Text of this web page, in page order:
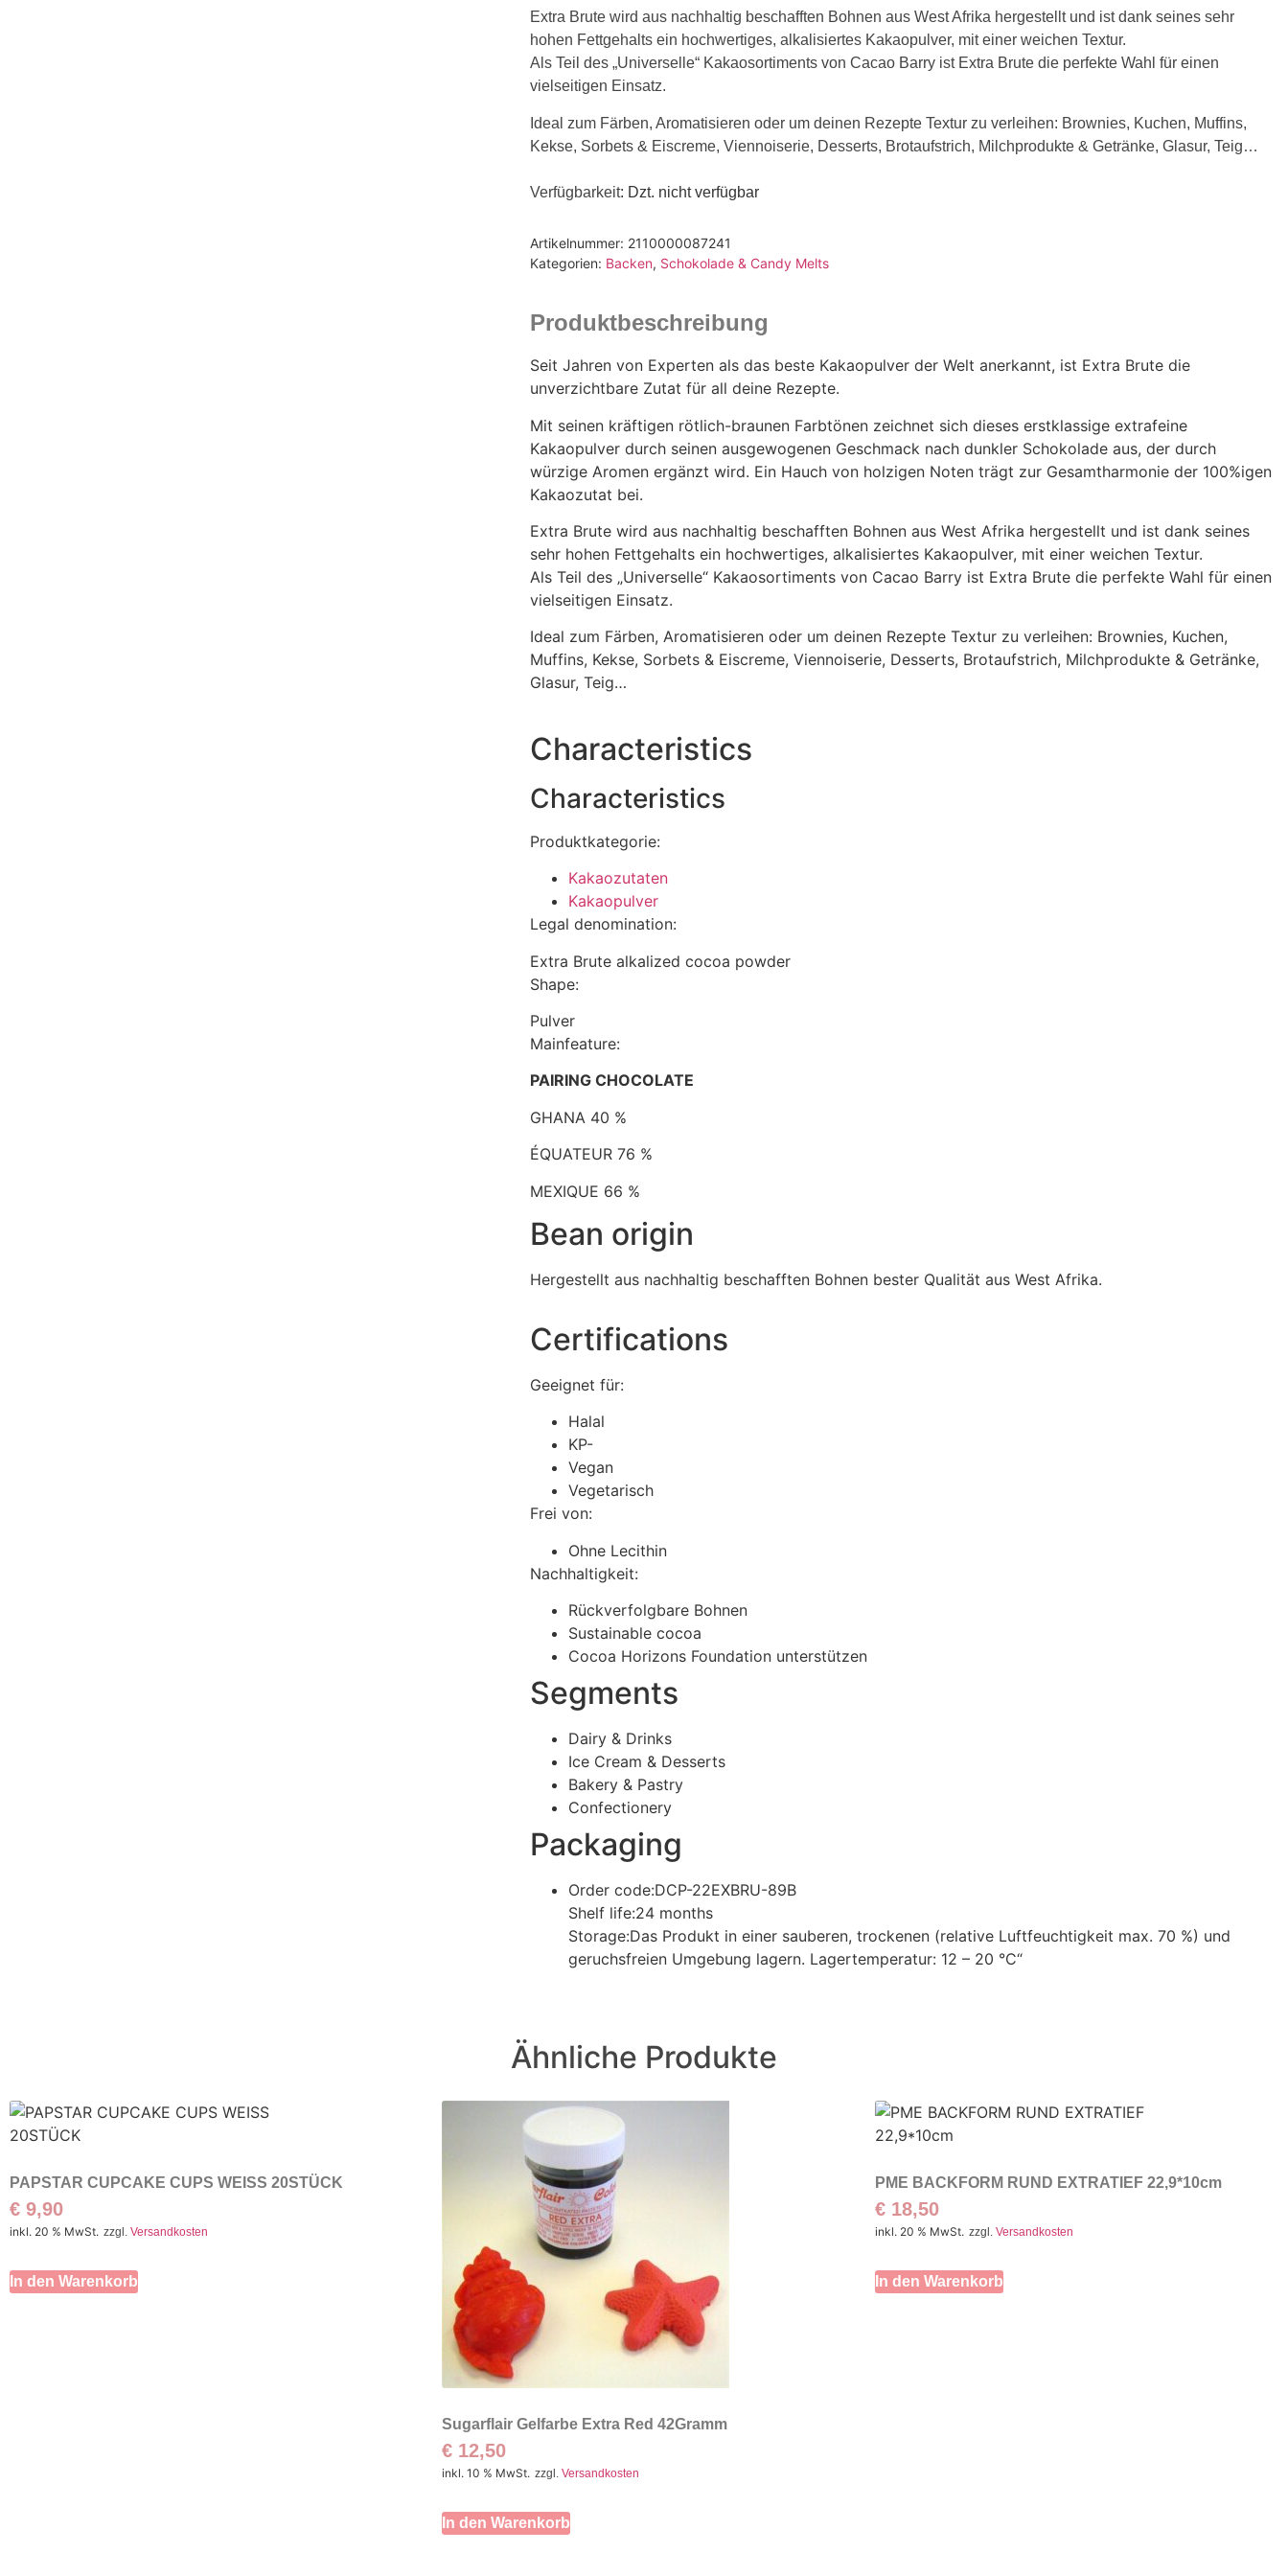
Extra Brute wird aus nachhaltig beschafften Bohnen aus West Afrika hergestellt und ist dank seines sehr
hohen Fettgehalts ein hochwertiges, alkalisiertes Kakaopulver, mit einer weichen Textur.
Als Teil des „Universelle“ Kakaosortiments von Cacao Barry ist Extra Brute die perfekte Wahl für einen
vielseitigen Einsatz.
Ideal zum Färben, Aromatisieren oder um deinen Rezepte Textur zu verleihen: Brownies, Kuchen, Muffins,
Kekse, Sorbets & Eiscreme, Viennoiserie, Desserts, Brotaufstrich, Milchprodukte & Getränke, Glasur, Teig…
Verfügbarkeit: Dzt. nicht verfügbar
Artikelnummer: 2110000087241
Kategorien: Backen, Schokolade & Candy Melts
Produktbeschreibung
Seit Jahren von Experten als das beste Kakaopulver der Welt anerkannt, ist Extra Brute die
unverzichtbare Zutat für all deine Rezepte.
Mit seinen kräftigen rötlich-braunen Farbtönen zeichnet sich dieses erstklassige extrafeine
Kakaopulver durch seinen ausgewogenen Geschmack nach dunkler Schokolade aus, der durch
würzige Aromen ergänzt wird. Ein Hauch von holzigen Noten trägt zur Gesamtharmonie der 100%igen
Kakaozutat bei.
Extra Brute wird aus nachhaltig beschafften Bohnen aus West Afrika hergestellt und ist dank seines
sehr hohen Fettgehalts ein hochwertiges, alkalisiertes Kakaopulver, mit einer weichen Textur.
Als Teil des „Universelle“ Kakaosortiments von Cacao Barry ist Extra Brute die perfekte Wahl für einen
vielseitigen Einsatz.
Ideal zum Färben, Aromatisieren oder um deinen Rezepte Textur zu verleihen: Brownies, Kuchen,
Muffins, Kekse, Sorbets & Eiscreme, Viennoiserie, Desserts, Brotaufstrich, Milchprodukte & Getränke,
Glasur, Teig…
Characteristics
Characteristics
Produktkategorie:
Kakaozutaten
Kakaopulver
Legal denomination:
Extra Brute alkalized cocoa powder
Shape:
Pulver
Mainfeature:
PAIRING CHOCOLATE
GHANA 40 %
ÉQUATEUR 76 %
MEXIQUE 66 %
Bean origin
Hergestellt aus nachhaltig beschafften Bohnen bester Qualität aus West Afrika.
Certifications
Geeignet für:
Halal
KP-
Vegan
Vegetarisch
Frei von:
Ohne Lecithin
Nachhaltigkeit:
Rückverfolgbare Bohnen
Sustainable cocoa
Cocoa Horizons Foundation unterstützen
Segments
Dairy & Drinks
Ice Cream & Desserts
Bakery & Pastry
Confectionery
Packaging
Order code:DCP-22EXBRU-89B
Shelf life:24 months
Storage:Das Produkt in einer sauberen, trockenen (relative Luftfeuchtigkeit max. 70 %) und
geruchsfreien Umgebung lagern. Lagertemperatur: 12 – 20 °C“
Ähnliche Produkte
PAPSTAR CUPCAKE CUPS WEISS 20STÜCK
€ 9,90
inkl. 20 % MwSt. zzgl. Versandkosten
In den Warenkorb
Sugarflair Gelfarbe Extra Red 42Gramm
€ 12,50
inkl. 10 % MwSt. zzgl.Versandkosten
In den Warenkorb
PME BACKFORM RUND EXTRATIEF 22,9*10cm
€18,50
inkl. 20 % MwSt. zzgl. Versandkosten
In den Warenkorb